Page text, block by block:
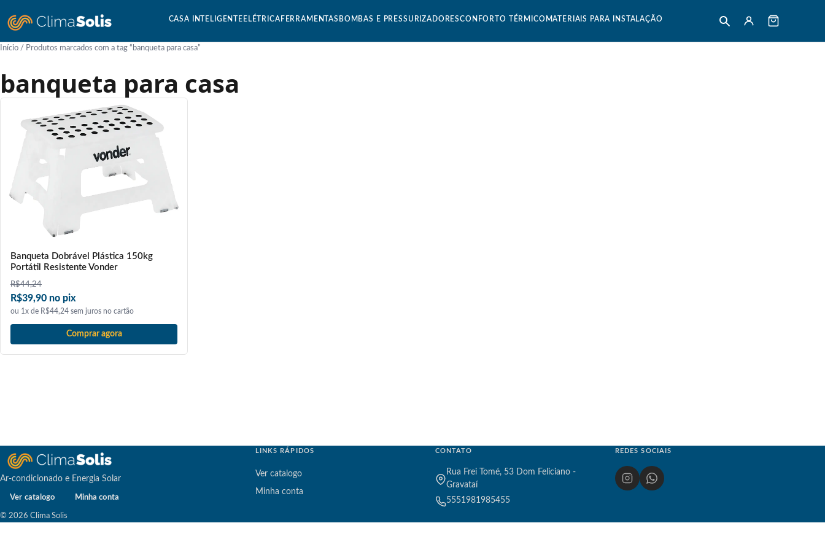
CASA INTELIGENTE ELÉTRICA FERRAMENTAS BOMBAS E PRESSURIZADORESCONFORTO TÉRMICO MATERIAIS PARA INSTALAÇÃO
Início / Produtos marcados com a tag “banqueta para casa”
banqueta para casa
Banqueta Dobrável Plástica 150kg
Portátil Resistente Vonder
R$44,24
R$39,90 no pix
ou 1x de R$44,24 sem juros no cartão
Comprar agora
Ar-condicionado e Energia Solar
Ver catalogo Minha conta
LINKS RÁPIDOS
Ver catalogo
Minha conta
CONTATO
Rua Frei Tomé, 53 Dom Feliciano -
Gravataí
5551981985455
REDES SOCIAIS
© 2026 Clima Solis